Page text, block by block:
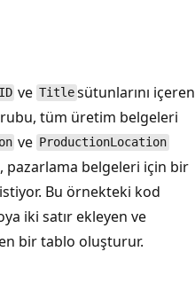
veTitlesütunlarını içeren
tüm üretim belgeleri
ve ProductionLocation
pazarlama belgeleri için bir
Bu örnekteki kod
iki satır ekleyen ve
bir tablo oluşturur.